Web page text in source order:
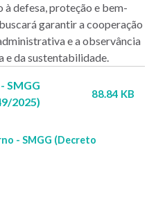
defesa, proteção e bem-
garantir a cooperação
e a observância
e da sustentabilidade.
SMGG
2025)
88.84 KB
- SMGG (Decreto